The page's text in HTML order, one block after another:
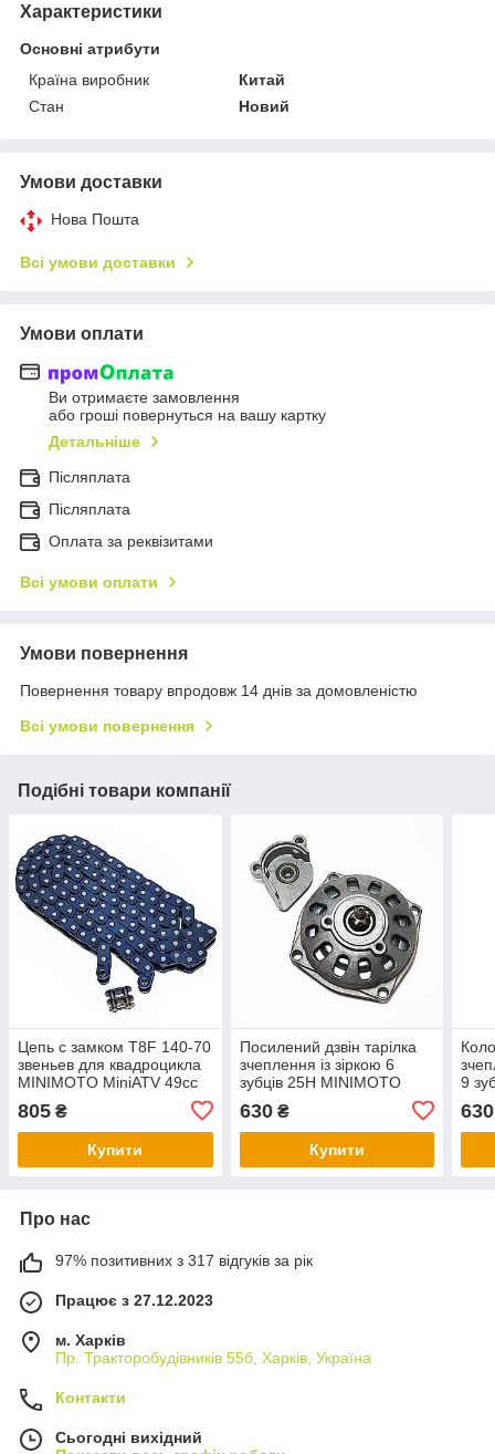
Характеристики
Основні атрибути
Країна виробник
Китай
Стан
Новий
Умови доставки
Нова Пошта
Всі умови доставки
Умови оплати
Ви отримаєте замовлення
або гроші повернуться на вашу картку
Детальніше
Післяплата
Пiсляплата
Оплата за реквізитами
Всі умови оплати
Умови повернення
Повернення товару впродовж 14 днів за домовленістю
Всі умови повернення
Подібні товари компанії
Цепь с замком T8F 140-70
звеньев для квадроцикла
MINIMOTO MiniATV 49сс
805 ₴
Купити
Посилений дзвін тарілка
зчеплення із зіркою 6
зубців 25H MINIMOTO
630₴
Купити
9
630
Про нас
97% позитивних з 317 відгуків за рік
Працює з 27.12.2023
м. Харків
Пр. Тракторобудiвникiв 55б, Харків, Україна
Контакти
Сьогодні вихідний